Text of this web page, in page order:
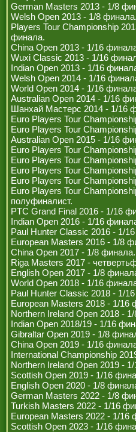
German Masters 2013 - 1/8
Welsh Open 2013 - 1/8 финала.
Players Tour Championship
финала.
China Open 2013 - 1/16
Wuxi Classic 2013 - 1/16
Indian Open 2013 - 1/16
Welsh Open 2014 - 1/16
World Open 2014 - 1/16
Australian Open 2014 - 1/16
Шанхай Мастерс 2014 - 1/16
Euro Players Tour
Euro Players Tour
Australian Open 2015 - 1/16
Euro Players Tour
Euro Players Tour
Euro Players Tour
Euro Players Tour
Euro Players Tour
полуфиналист.
PTC Grand Final 2016 - 1/16
Indian Open 2016 - 1/16
Paul Hunter Classic 2016 - 1/
European Masters 2016 - 1/8
China Open 2017 - 1/8 финала.
Riga Masters 2017 -
English Open 2017 - 1/8
World Open 2018 - 1/16
Paul Hunter Classic 2018 - 1/
European Masters 2018 - 1/16
Northern Ireland Open 2018 -
Indian Open 2018/19 - 1/16
Gibraltar Open 2019 - 1/8
China Open 2019 - 1/16
International Championship
Northern Ireland Open 2019 -
Scottish Open 2019 - 1/16
English Open 2020 - 1/8
German Masters 2022 - 1/8
Turkish Masters 2022 - 1/16
European Masters 2022 - 1/16
Scottish Open 2023 - 1/16